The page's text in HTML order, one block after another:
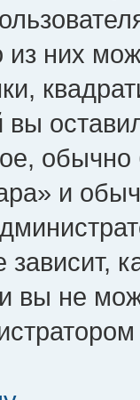
них
и
зависит,
вы не